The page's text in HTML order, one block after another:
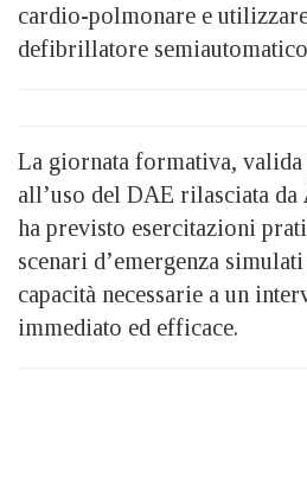
cardio-polmonare e
defibrillatore
La giornata formativa,
all’uso del DAE rilasciata da
ha previsto esercitazioni
scenari d’emergenza
capacità necessarie a un
immediato ed efficace.